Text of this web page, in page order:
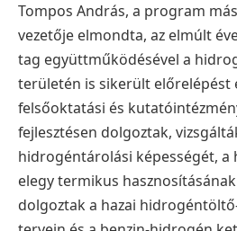
Tompos András, a program
vezetője elmondta, az elmúlt
tag együttműködésével a
területén is sikerült előrelépést
felsőoktatási és
fejlesztésen dolgoztak,
hidrogéntárolási képességét,
elegy termikus
dolgoztak a hazai